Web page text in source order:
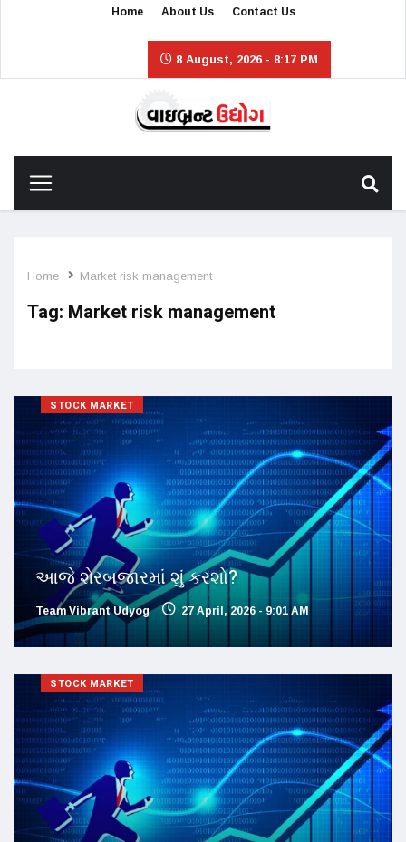
Home About Us Contact Us
8 August, 2026 - 8:17 PM
Home Market risk management
Tag: Market risk management
STOCK MARKET
આજે શેરબજારમાં શું કરશો?
Team Vibrant Udyog 27 April, 2026 - 9:01 AM
STOCK MARKET